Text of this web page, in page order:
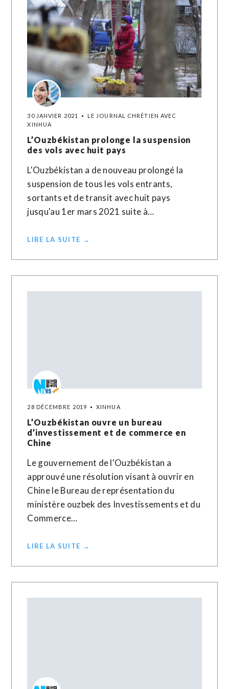
30 JANVIER 2021
LE JOURNAL CHRÉTIEN AVEC
XINHUA
L’Ouzbékistan prolonge la suspension
des vols avec huit pays
L'Ouzbékistan a de nouveau prolongé la
suspension de tous les vols entrants,
sortants et de transit avec huit pays
jusqu'au 1er mars 2021 suite à…
LIRE LA SUITE →
28 DÉCEMBRE 2019 XINHUA
L’Ouzbékistan ouvre un bureau
d’investissement et de commerce en
Chine
Le gouvernement de l'Ouzbékistan a
approuvé une résolution visant à ouvrir en
Chine le Bureau de représentation du
ministère ouzbek des Investissements et du
Commerce…
LIRE LA SUITE →